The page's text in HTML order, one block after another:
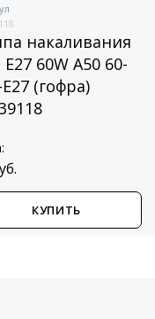
накаливания
60W A50 60-
(гофра)
КУПИТЬ